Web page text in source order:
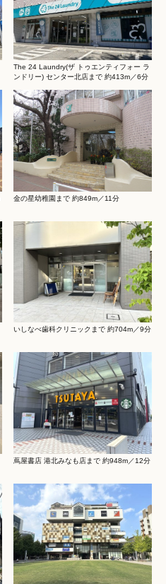
The 24 Laundry(ザ トゥエンティフォー ラ
ンドリー) センター北店まで 約413m／6分
金の星幼稚園まで 約849m／11分
いしなべ歯科クリニックまで 約704m／9分
蔦屋書店 港北みなも店まで 約948m／12分